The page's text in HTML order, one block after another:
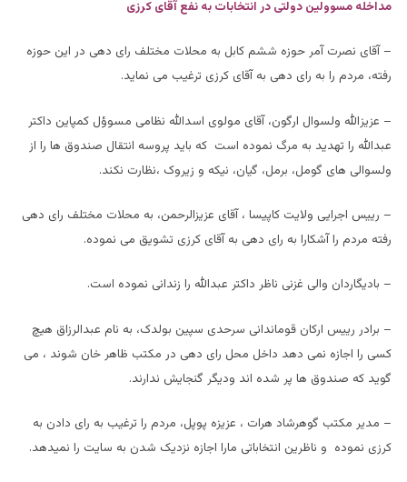
مداخله مسوولین دولتی در انتخابات به نفع آقای کرزی
– آقای نصرت آمر حوزه ششم کابل به محلات مختلف رای دهی در این حوزه
رفته، مردم را به رای دهی به آقای کرزی ترغیب می نماید.
– عزیزالله ولسوال ارگون، آقای مولوی اسدالله نظامی مسوؤل کمپاین داکتر
عبدالله را تهدید به مرگ نموده است که باید پروسه انتقال صندوق ها را از
ولسوالی های گومل، برمل، گیان، نیکه و زیروک ،نظارت نکند.
– رییس اجرایی ولایت کاپیسا ، آقای عزیزالرحمن، به محلات مختلف رای دهی
رفته مردم را آشکارا به رای دهی به آقای کرزی تشویق می نموده.
– بادیگاردان والی غزنی ناظر داکتر عبدالله را زندانی نموده است.
– برادر رییس ارکان قوماندانی سرحدی سپین بولدک، به نام عبدالرزاق هیچ
کسی را اجازه نمی دهد داخل محل رای دهی در مکتب ظاهر خان شوند ، می
گوید که صندوق ها پر شده اند ودیگر گنجایش ندارند.
– مدیر مکتب گوهرشاد هرات ، عزیزه پوپل، مردم را ترغیب به رای دادن به
کرزی نموده و ناظرین انتخاباتی مارا اجازه نزدیک شدن به سایت را نمیدهد.